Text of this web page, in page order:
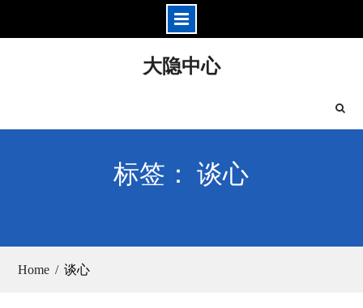
大隐中心
标签： 谈心
Home 谈心